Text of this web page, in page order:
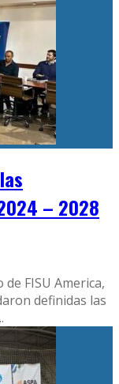
– 2028
FISU America,
definidas las